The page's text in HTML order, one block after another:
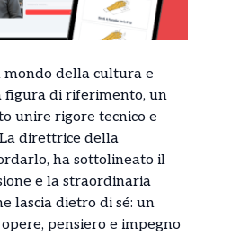
mondo della cultura e
figura di riferimento, un
unire rigore tecnico e
direttrice della
ha sottolineato il
e la straordinaria
lascia dietro di sé: un
pensiero e impegno